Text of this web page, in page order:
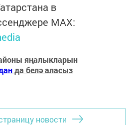
в
MАХ:
яңалыкларын
да белә аласыз
новости